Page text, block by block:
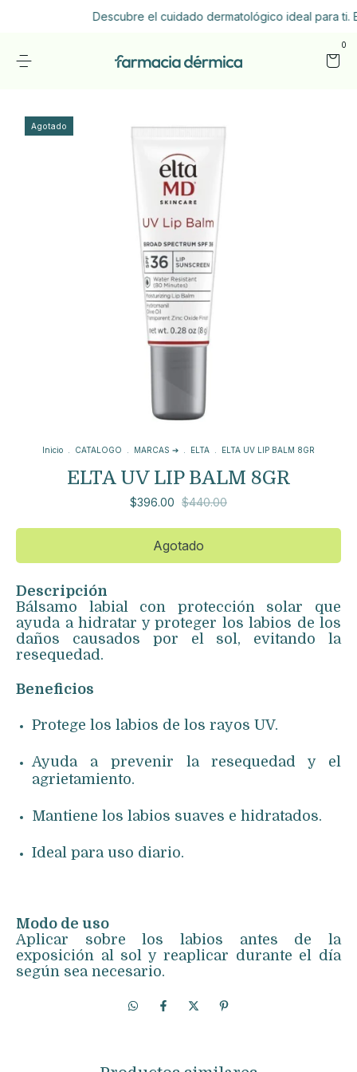
Descubre el cuidado dermatológico ideal para ti.
0
Agotado
Inicio CATALOGO MARCAS ➔ ELTA ELTA UV LIP BALM 8GR
ELTA UV LIP BALM 8GR
$396.00 $440.00
Descripción
Bálsamo labial con protección solar que
ayuda a hidratar y proteger los labios de los
daños causados por el sol, evitando la
resequedad.
Beneficios
Protege los labios de los rayos UV.
Ayuda a prevenir la resequedad y el
agrietamiento.
Mantiene los labios suaves e hidratados.
Ideal para uso diario.
Modo de uso
Aplicar sobre los labios antes de la
exposición al sol y reaplicar durante el día
según sea necesario.